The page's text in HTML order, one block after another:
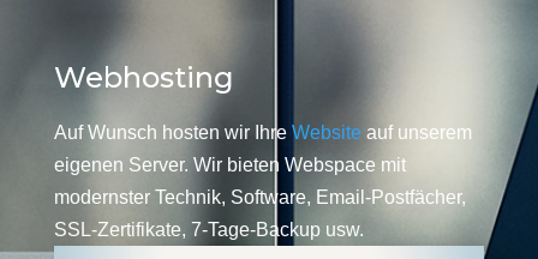
Webhosting
Auf Wunsch hosten wir Ihre Website auf unserem
eigenen Server. Wir bieten Webspace mit
modernster Technik, Software, Email-Postfächer,
SSL-Zertifikate, 7-Tage-Backup usw.